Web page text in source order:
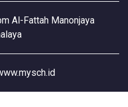
Al-Fattah Manonjaya